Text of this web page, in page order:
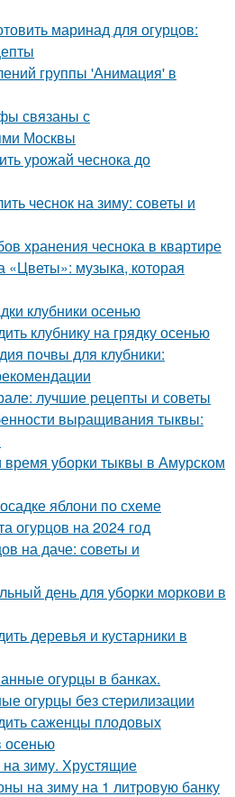
маринад для огурцов:
группы 'Анимация' в
связаны с
Москвы
урожай чеснока до
чеснок на зиму: советы и
хранения чеснока в квартире
«Цветы»: музыка, которая
клубники осенью
клубнику на грядку осенью
почвы для клубники:
лучшие рецепты и советы
выращивания тыквы:
уборки тыквы в Амурском
яблони по схеме
огурцов на 2024 год
на даче: советы и
день для уборки моркови в
деревья и кустарники в
огурцы в банках.
огурцы без стерилизации
саженцы плодовых
осенью
на зиму. Хрустящие
на зиму на 1 литровую банку